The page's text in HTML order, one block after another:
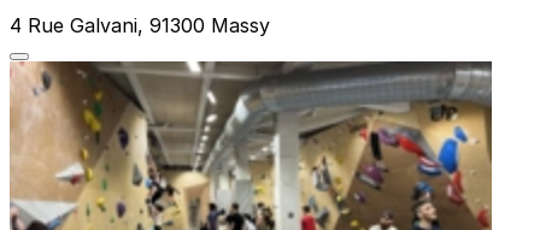
4 Rue Galvani, 91300 Massy